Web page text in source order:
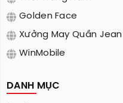
Golden Face
Xưởng May Quần Jean
WinMobile
DANH MỤC